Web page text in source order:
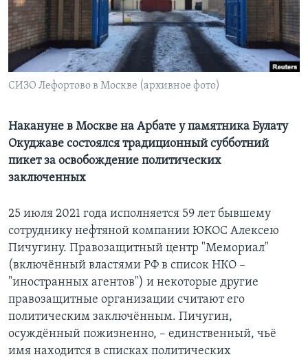
Learning English
СОЦИАЛЬНЫЕ СЕТИ
Языки
СИЗО Лефортово в Москве (архивное фото)
Накануне в Москве на Арбате у памятника Булату
Окуджаве состоялся традиционный субботний
пикет за освобождение политических
заключенных
25 июля 2021 года исполняется 59 лет бывшему
сотруднику нефтяной компании ЮКОС Алексею
Пичугину. Правозащитный центр "Мемориал"
(включённый властями РФ в список НКО –
"иностранных агентов") и некоторые другие
правозащитные организации считают его
политическим заключённым. Пичугин,
осуждённый пожизненно, – единственный, чьё
имя находится в списках политических